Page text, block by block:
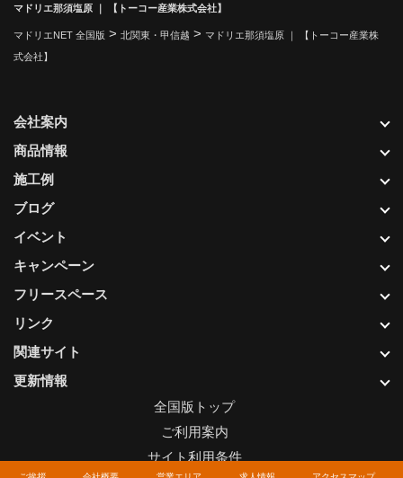
マドリエ那須塩原 ｜ 【トーコー産業株式会社】
マドリエNET 全国版 > 北関東・甲信越 > マドリエ那須塩原 ｜ 【トーコー産業株
式会社】
更新情報
会社案内
商品情報
施工例
ブログ
イベント
キャンペーン
フリースペース
リンク
関連サイト
全国版トップ
ご利用案内
サイト利用条件